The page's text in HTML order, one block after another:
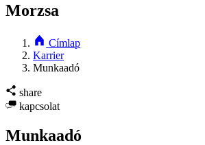
Morzsa
Címlap
Karrier
Munkaadó
share
kapcsolat
Munkaadó